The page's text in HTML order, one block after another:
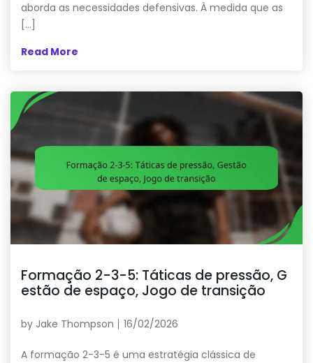
aborda as necessidades defensivas. À medida que as
[…]
Read More
Formação 2-3-5: Táticas de pressão, G
estão de espaço, Jogo de transição
by Jake Thompson 16/02/2026
A formação 2-3-5 é uma estratégia clássica de